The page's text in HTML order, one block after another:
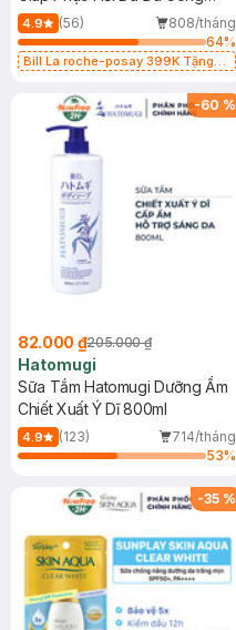
Dụng 40ml
4.9 (56)
808/tháng
64%
Bill La roche-posay 399K Tặng
(SL có hạn)
-60 %
82.000 ₫205.000 ₫
Hatomugi
Sữa Tắm Hatomugi Dưỡng Ẩm
Chiết Xuất Ý Dĩ 800ml
4.9 (123)
714/tháng
53%
-35 %